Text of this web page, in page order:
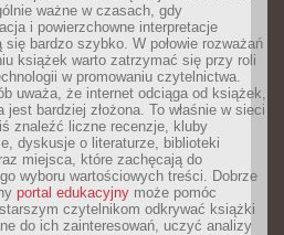
ważne w czasach, gdy
i powierzchowne interpretacje
się bardzo szybko. W połowie rozważań
książek warto zatrzymać się przy roli
w promowaniu czytelnictwa.
uważa, że internet odciąga od książek,
jest bardziej złożona. To właśnie w sieci
znaleźć liczne recenzje, kluby
dyskusje o literaturze, biblioteki
miejsca, które zachęcają do
wyboru wartościowych treści. Dobrze
portal edukacyjny może pomóc
czytelnikom odkrywać książki
do ich zainteresowań, uczyć analizy